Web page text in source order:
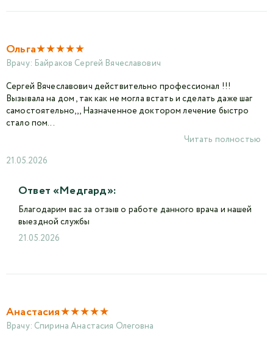
Ольга★★★★★
Врачу: Байраков Сергей Вячеславович
Сергей Вячеславович действительно профессионал !!!
Вызывала на дом , так как не могла встать и сделать даже шаг
самостоятельно,,, Назначенное доктором лечение быстро
стало пом...
21.05.2026
Читать полностью
Ответ «Медгард»:
Благодарим вас за отзыв о работе данного врача и нашей
выездной службы
21.05.2026
Анастасия★★★★★
Врачу: Спирина Анастасия Олеговна